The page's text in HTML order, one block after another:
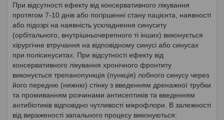
При відсутності ефекту від консервативного лікування
протягом 7-10 днів або погіршенні стану пацієнта, наявності
або підозрі на наявність ускладнення синуситу
(орбітального, внутрішньочерепного ті інших) виконується
хірургічне втручання на відповідному синусі або синусах
при полісинуситах. При відсутності ефекту від
консервативного лікування хронічного фронтиту
виконується трепанопункція (пункція) лобного синусу через
його передню (нижню) стінку з введенням дренажної трубки
та промиванням розчинами антисептиків та введенням
антибіотиків відповідно чутливості мікрофлори. В залежності
від вираженості запального процесу виконуються: